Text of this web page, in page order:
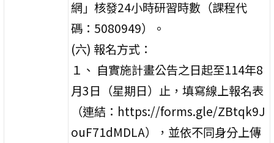
網」核發24小時研習時數（課程代
碼：5080949）。
(六) 報名方式：
１、 自實施計畫公告之日起至114年8
月3日（星期日）止，填寫線上報名表
（連結：https://forms.gle/ZBtqk9J
ouF71dMDLA），並依不同身分上傳